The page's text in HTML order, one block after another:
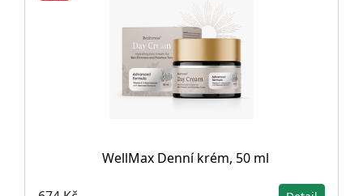
WellMax Denní krém, 50 ml